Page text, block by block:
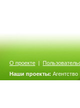
О проекте |
Наши проекты: